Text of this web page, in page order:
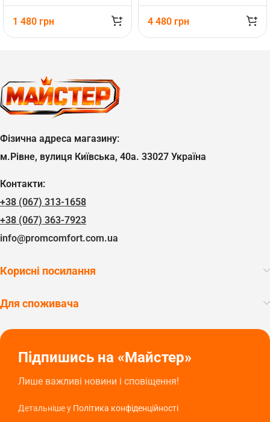
1 480 грн 4 480 грн
Фізична адреса магазину:
м.Рівне, вулиця Київська, 40а. 33027 Україна
Контакти:
+38 (067) 313-1658
+38 (067) 363-7923
info@promcomfort.com.ua
Корисні посилання
Для споживача
Підпишись на «Майстер»
Лише важливі новини і сповіщення!
Детальніше у Політика конфіденційності